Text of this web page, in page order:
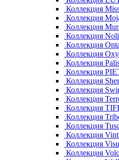
Коллекция
Коллекция
Коллекция
Коллекция
Коллекция
Коллекция
Коллекция
Коллекция
Коллекция
Коллекция
Коллекция
Коллекция
Коллекция
Коллекция
Коллекция
Коллекция
Коллекция